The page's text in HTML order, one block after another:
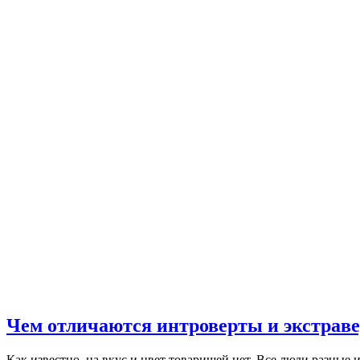
Чем отличаются интроверты и